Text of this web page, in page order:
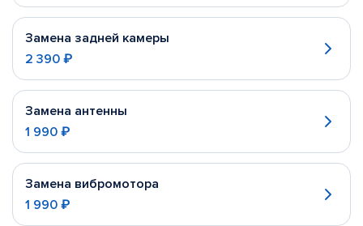
Замена задней камеры
2 390 ₽
Замена антенны
1 990 ₽
Замена вибромотора
1 990 ₽